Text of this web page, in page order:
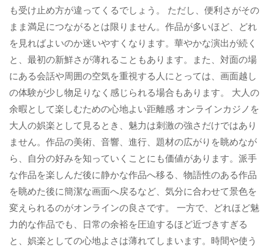
も受け止め方が違ってくるでしょう。 ただし、便利さがその
まま満足につながるとは限りません。作品が多いほど、どれ
を見ればよいのか迷いやすくなります。華やかな演出が続く
と、最初の新鮮さが薄れることもあります。また、対面の場
にある会話や周囲の空気を重視する人にとっては、画面越し
の体験が少し物足りなく感じられる場合もあります。 大人の
余暇として楽しむための心地よい距離感 オンラインカジノを
大人の娯楽として見るとき、魅力は刺激の強さだけではあり
ません。作品の美術、音響、進行、題材の広がりを眺めなが
ら、自分の好みを知っていくことにも価値があります。派手
な作品を楽しんだ後に静かな作品へ移る、物語性のある作品
を眺めた後に簡潔な画面へ戻るなど、気分に合わせて景色を
変えられるのがオンラインの良さです。 一方で、どれほど魅
力的な作品でも、日常の余裕を圧迫するほど近づきすぎる
と、娯楽としての心地よさは薄れてしまいます。時間や使う